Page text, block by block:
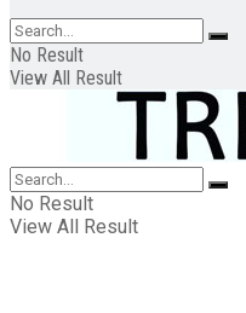
No Result
View All Result
No Result
View All Result